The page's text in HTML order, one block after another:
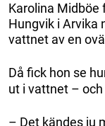
Karolina Midböe
Hungvik i Arvika
vattnet av en
Då fick hon se
ut i vattnet –
– Det kändes ju